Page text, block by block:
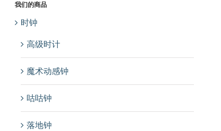
我们的商品
时钟
高级时计
魔术动感钟
咕咕钟
落地钟